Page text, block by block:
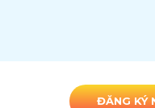
ĐĂNG KÝ